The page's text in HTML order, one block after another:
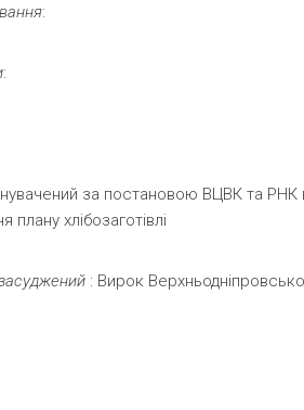
:
:
за постановою ВЦВК та РНК
хлібозаготівлі
: Вирок